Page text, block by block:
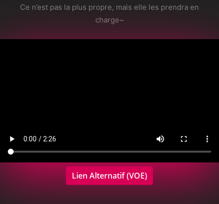
Ce n’est pas la plus propre, mais elle les prendra en
charge~
Lien Alternatif (VOE)